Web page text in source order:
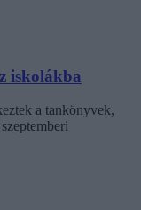
iskolákba
a tankönyvek,